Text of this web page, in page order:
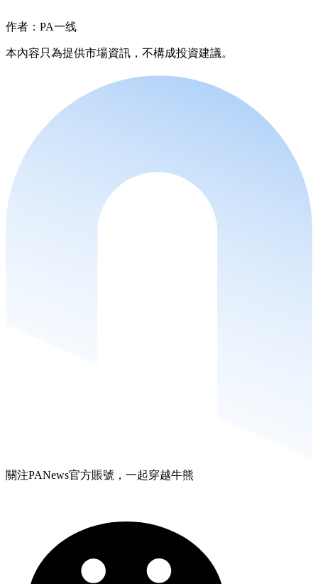
作者：PA一线
本內容只為提供市場資訊，不構成投資建議。
關注PANews官方賬號，一起穿越牛熊